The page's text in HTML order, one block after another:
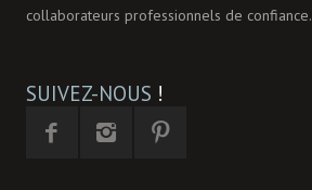
collaborateurs professionnels de confiance.
SUIVEZ-NOUS !